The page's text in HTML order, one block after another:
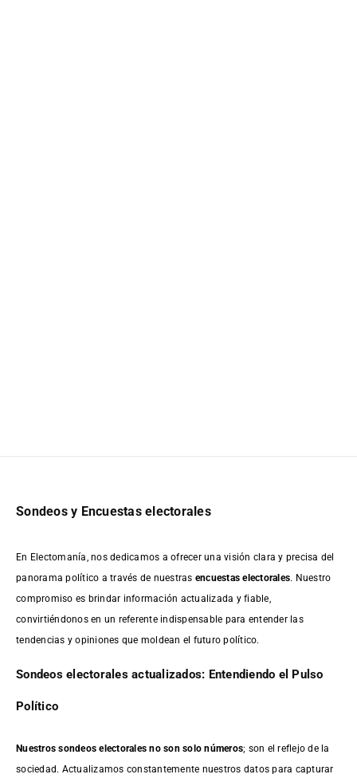
Sondeos y Encuestas electorales
En Electomanía, nos dedicamos a ofrecer una visión clara y precisa del
panorama político a través de nuestras encuestas electorales. Nuestro
compromiso es brindar información actualizada y fiable,
convirtiéndonos en un referente indispensable para entender las
tendencias y opiniones que moldean el futuro político.
Sondeos electorales actualizados: Entendiendo el Pulso
Político
Nuestros sondeos electorales no son solo números; son el reflejo de la
sociedad. Actualizamos constantemente nuestros datos para capturar